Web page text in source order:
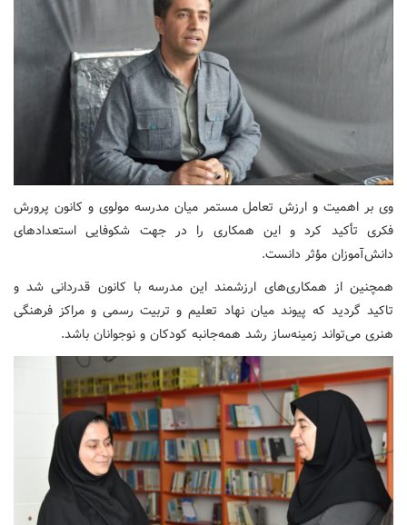
وی بر اهمیت و ارزش تعامل مستمر میان مدرسه مولوی و کانون پرورش
فکری تأکید کرد و این همکاری را در جهت شکوفایی استعدادهای
دانش‌آموزان مؤثر دانست.
همچنین از همکاری‌های ارزشمند این مدرسه با کانون قدردانی شد و
تاکید گردید که پیوند میان نهاد تعلیم و تربیت رسمی و مراکز فرهنگی
هنری می‌تواند زمینه‌ساز رشد همه‌جانبه کودکان و نوجوانان باشد.